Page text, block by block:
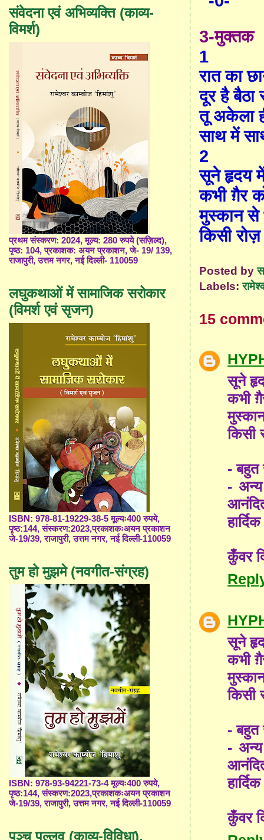
3-मुक्तक
1
रात का
दूर है बैठा
तू अकेला
साथ में
2
सूने हृदय
कभी ग़ैर
मुस्कान से
किसी
Posted by
Labels:
15
सूने
कभी
किसी
- बहुत
- अन्य
कुँवर
सूने
कभी
किसी
- बहुत
- अन्य
कुँवर
संवेदना एवं अभिव्यक्ति (काव्य-
विमर्श)
प्रथम संस्करण: 2024, मूल्य: 280 रुपये (सज़िल्द),
पृष्ठ: 104, प्रकाशक: अयन प्रकाशन, जे- 19/ 139,
राजापुरी, उत्तम नगर, नई दिल्ली- 110059
लघुकथाओं में सामाजिक सरोकार
(विमर्श एवं सृजन)
ISBN: 978-81-19229-38-5 मूल्यः400 रुपये,
पृष्ठ:144, संस्करण:2023,प्रकाशकःअयन प्रकाशन
जे-19/39, राजापुरी, उत्तम नगर, नई दिल्ली-110059
तुम हो मुझमे (नवगीत-संग्रह)
ISBN: 978-93-94221-73-4 मूल्यः400 रुपये,
पृष्ठ:144, संस्करण:2023,प्रकाशकःअयन प्रकाशन
जे-19/39, राजापुरी, उत्तम नगर, नई दिल्ली-110059
पञ्च पल्लव (काव्य-विविधा),